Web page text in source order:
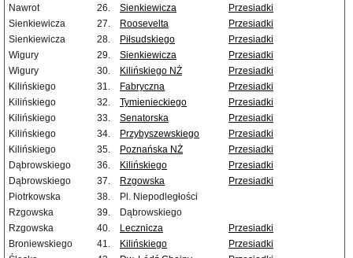
Nawrot
26. Sienkiewicza
Przesiadki
Sienkiewicza
27. Roosevelta
Przesiadki
Sienkiewicza
28. Piłsudskiego
Przesiadki
Wigury
29. Sienkiewicza
Przesiadki
Wigury
30. Kilińskiego NŻ
Przesiadki
Kilińskiego
31. Fabryczna
Przesiadki
Kilińskiego
32. Tymienieckiego
Przesiadki
Kilińskiego
33. Senatorska
Przesiadki
Kilińskiego
34. Przybyszewskiego
Przesiadki
Kilińskiego
35. Poznańska NŻ
Przesiadki
Dąbrowskiego
36. Kilińskiego
Przesiadki
Dąbrowskiego
37. Rzgowska
Przesiadki
Piotrkowska
38.
Pl. Niepodległości
Rzgowska
39.
Dąbrowskiego
Rzgowska
40. Lecznicza
Przesiadki
Broniewskiego
41. Kilińskiego
Przesiadki